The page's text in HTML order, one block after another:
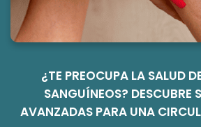
¿TE PREOCUPA LA SALUD
SANGUÍNEOS? DESCUBRE
AVANZADAS PARA UNA